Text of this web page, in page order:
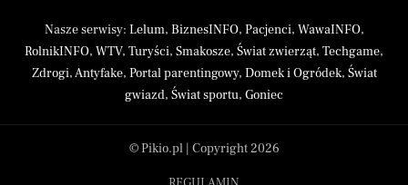
Nasze serwisy: Lelum, BiznesINFO, Pacjenci, WawaINFO,
RolnikINFO, WTV, Turyści, Smakosze, Świat zwierząt, Techgame,
Zdrogi,Antyfake, Portal parentingowy, Domek i Ogródek, Świat
gwiazd, Świat sportu, Goniec
© Pikio.pl | Copyright 2026